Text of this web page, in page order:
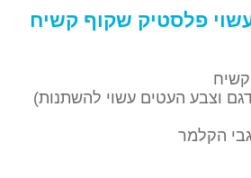
וצבע העטים עשוי להשתנות)
הקלמר